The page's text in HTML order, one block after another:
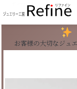
【実例66】ラ
お客様の大切なジュ